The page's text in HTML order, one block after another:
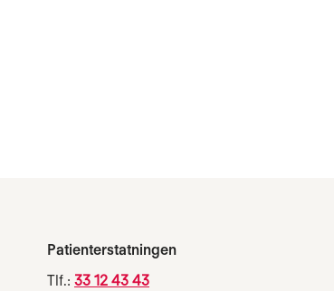
Patienterstatningen
Tlf.: 33 12 43 43